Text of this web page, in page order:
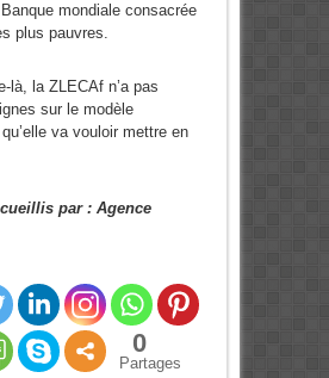
mondiale consacrée
plus pauvres.
là, la ZLECAf n’a pas
sur le modèle
va vouloir mettre en
par : Agence
0
Partages